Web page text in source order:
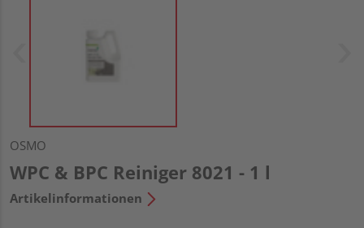
OSMO
WPC & BPC Reiniger 8021 - 1 l
Artikelinformationen